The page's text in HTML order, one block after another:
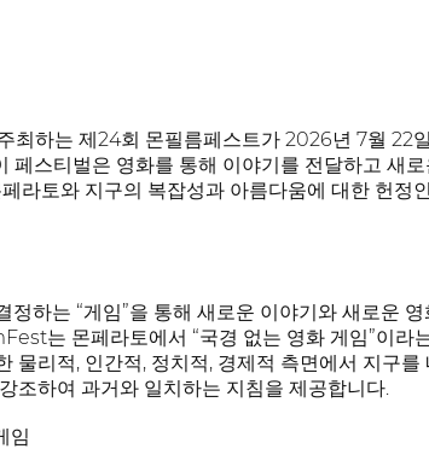
하는 제24회 몬필름페스트가 2026년 7월 22
페스티벌은 영화를 통해 이야기를 전달하고 새
페라토와 지구의 복잡성과 아름다움에 대한 헌
정하는 “게임”을 통해 새로운 이야기와 새로운
는 몬페라토에서 “국경 없는 영화 게임”이라
물리적, 인간적, 정치적, 경제적 측면에서 지구
조하여 과거와 일치하는 지침을 제공합니다.
임